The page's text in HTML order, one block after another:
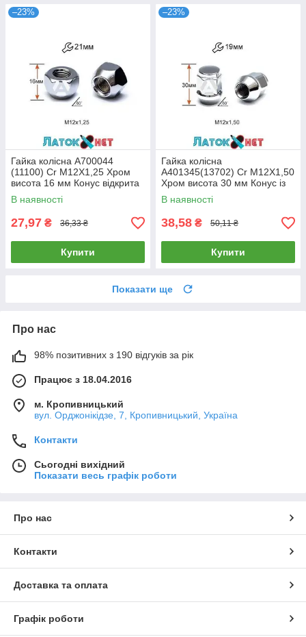
–23%
Гайка колісна A700044
(11100) Cr M12X1,25 Хром
висота 16 мм Конус відкрита
ключ 21 мм
В наявності
27,97 ₴ 36,33 ₴
Купити
–23%
Гайка колісна
A401345(13702) Cr M12X1,50
Хром висота 30 мм Конус із
виступ закр ключ 19 мм
В наявності
38,58 ₴ 50,11 ₴
Купити
Показати ще
Про нас
98% позитивних з 190 відгуків за рік
Працює з 18.04.2016
м. Кропивницький
вул. Орджонікідзе, 7, Кропивницький, Україна
Контакти
Сьогодні вихідний
Показати весь графік роботи
Про нас
Контакти
Доставка та оплата
Графік роботи